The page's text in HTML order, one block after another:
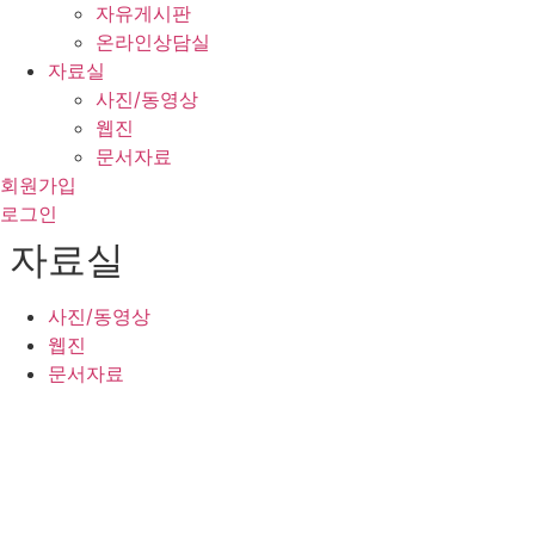
자유게시판
온라인상담실
자료실
사진/동영상
웹진
문서자료
회원가입
로그인
자료실
사진/동영상
웹진
문서자료